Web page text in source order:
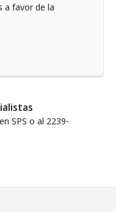
a favor de la
SPS o al 2239-